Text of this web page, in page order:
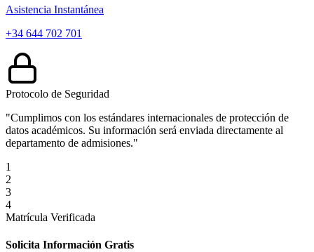
Asistencia Instantánea
+34 644 702 701
Protocolo de Seguridad
"Cumplimos con los estándares internacionales de protección de
datos académicos. Su información será enviada directamente al
departamento de admisiones."
1
2
3
4
Matrícula Verificada
Solicita Información Gratis